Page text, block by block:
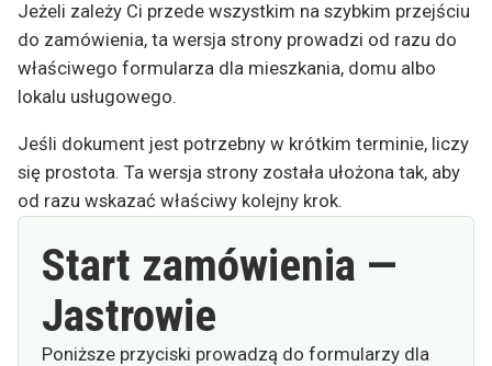
Jeżeli zależy Ci przede wszystkim na szybkim przejściu
do zamówienia, ta wersja strony prowadzi od razu do
właściwego formularza dla mieszkania, domu albo
lokalu usługowego.
Jeśli dokument jest potrzebny w krótkim terminie, liczy
się prostota. Ta wersja strony została ułożona tak, aby
od razu wskazać właściwy kolejny krok.
Start zamówienia —
Jastrowie
Poniższe przyciski prowadzą do formularzy dla